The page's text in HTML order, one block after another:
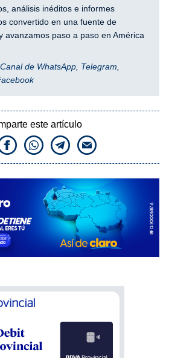
análisis inéditos e informes
convertido en una fuente de
avanzamos paso a paso en América
Canal de WhatsApp Telegram
este artículo